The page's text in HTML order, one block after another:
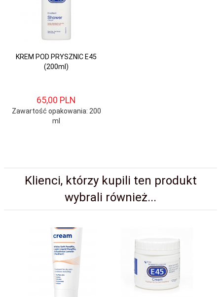
KREM POD PRYSZNIC E45
(200ml)
65,00 PLN
Zawartość opakowania: 200
ml
Klienci, którzy kupili ten produkt
wybrali również...